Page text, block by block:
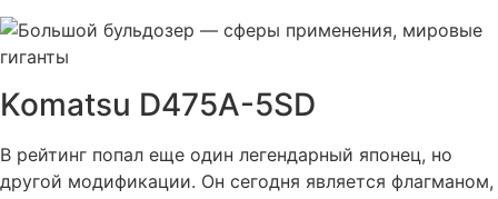
Komatsu D475A-5SD
В рейтинг попал еще один легендарный японец, но
другой модификации. Он сегодня является флагманом,